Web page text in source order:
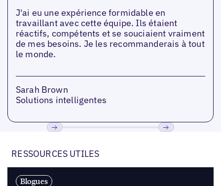
J'ai eu une expérience formidable en
travaillant avec cette équipe. Ils étaient
réactifs, compétents et se souciaient vraiment
de mes besoins. Je les recommanderais à tout
le monde.
Sarah Brown
Solutions intelligentes
RESSOURCES UTILES
Blogues